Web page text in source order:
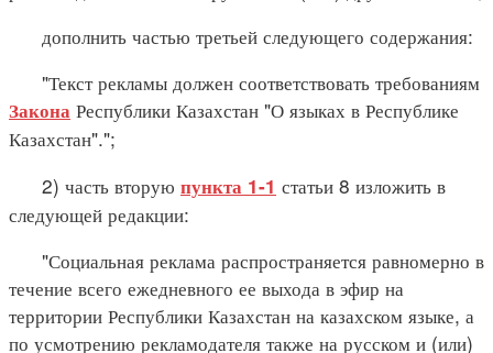
дополнить частью третьей следующего содержания:
"Текст рекламы должен соответствовать требованиям
Закона Республики Казахстан "О языках в Республике
Казахстан".";
2) часть вторую пункта 1-1 статьи 8 изложить в
следующей редакции:
"Социальная реклама распространяется равномерно в
течение всего ежедневного ее выхода в эфир на
территории Республики Казахстан на казахском языке, а
по усмотрению рекламодателя также на русском и (или)